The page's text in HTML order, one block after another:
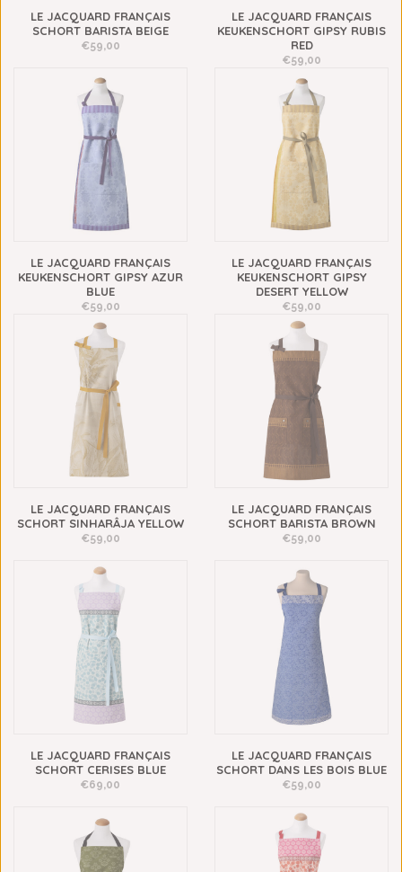
LE JACQUARD FRANÇAIS
SCHORT BARISTA BEIGE
€59,00
LE JACQUARD FRANÇAIS
KEUKENSCHORT GIPSY RUBIS
RED
€59,00
LE JACQUARD FRANÇAIS
KEUKENSCHORT GIPSY AZUR
BLUE
€59,00
LE JACQUARD FRANÇAIS
KEUKENSCHORT GIPSY
DESERT YELLOW
€59,00
LE JACQUARD FRANÇAIS
SCHORT SINHARÂJA YELLOW
€59,00
LE JACQUARD FRANÇAIS
SCHORT BARISTA BROWN
€59,00
LE JACQUARD FRANÇAIS
SCHORT CERISES BLUE
€69,00
LE JACQUARD FRANÇAIS
SCHORT DANS LES BOIS BLUE
€59,00